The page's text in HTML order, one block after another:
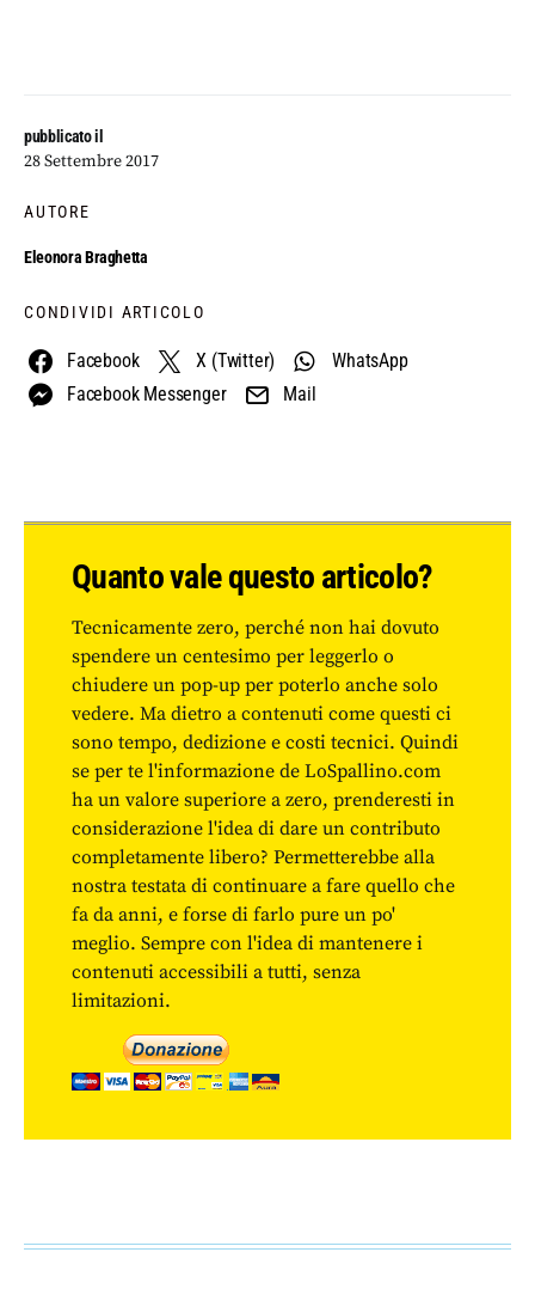
pubblicato il
28 Settembre 2017
AUTORE
Eleonora Braghetta
CONDIVIDI ARTICOLO
Facebook X (Twitter)
WhatsApp
Facebook Messenger
Mail
Quanto vale questo articolo?
Tecnicamente zero, perché non hai dovuto
spendere un centesimo per leggerlo o
chiudere un pop-up per poterlo anche solo
vedere. Ma dietro a contenuti come questi ci
sono tempo, dedizione e costi tecnici. Quindi
se per te l'informazione de LoSpallino.com
ha un valore superiore a zero, prenderesti in
considerazione l'idea di dare un contributo
completamente libero? Permetterebbe alla
nostra testata di continuare a fare quello che
fa da anni, e forse di farlo pure un po'
meglio. Sempre con l'idea di mantenere i
contenuti accessibili a tutti, senza
limitazioni.